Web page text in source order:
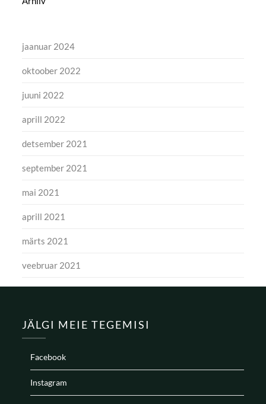
jaanuar 2024
oktoober 2022
juuni 2022
aprill 2022
detsember 2021
september 2021
mai 2021
aprill 2021
märts 2021
veebruar 2021
JÄLGI MEIE TEGEMISI
Facebook
Instagram